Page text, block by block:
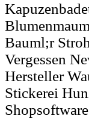
Bauml;r
Vergessen
Hersteller
Stickerei